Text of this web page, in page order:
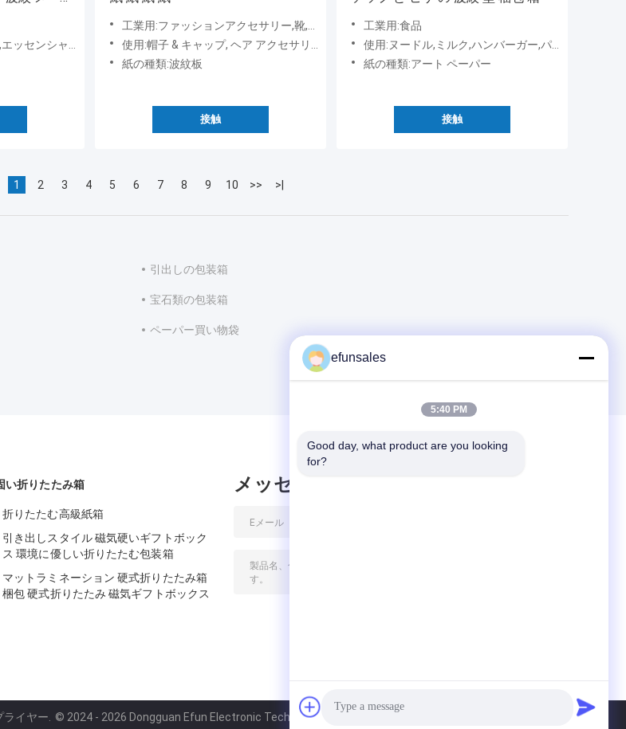
ティック,フェイスマスク,フェイスクリーム,ローション,皮膚ケア血清
工業用:ファッションアクセサリー,靴,服装のパッケージ
使用:帽子 & キャップ, ヘア アクセサリー, スカーフ & ショール, ベルト, ネクタイ, 手袋 & ミトン, その他のファッション アクセサリー
紙の種類:波紋板
接触
工業用:食品
使用:ヌードル,ミルク,ハンバーガー,パン,チューインガム,寿司,ゼリー,サンドイッチ,砂糖,サラダ,オリーブオイル,ケーキ,スナック,チョコレート,ピザ,クッキー,調味料,調味料,缶詰,キャンディー,赤ち
紙の種類:アート ペーパー
接触
1 2 3 4 5 6 7 8 9 10 >> >|
引出しの包装箱
宝石類の包装箱
ペーパー買い物袋
い折りたたみ箱
折りたたむ高級紙箱
引き出しスタイル 磁気硬いギフトボック
ス 環境に優しい折りたたむ包装箱
マットラミネーション 硬式折りたたみ箱
梱包 硬式折りたたみ 磁気ギフトボックス
メッセージ
ライヤー. © 2024 - 2026 Dongguan Efun Electronic Technology Co., Ltd. All Rights Reserved.
efunsales
5:40 PM
Good day, what product are you looking
for?